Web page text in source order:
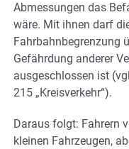
Abmessungen das
wäre. Mit ihnen darf
Fahrbahnbegrenzung
Gefährdung anderer
ausgeschlossen ist
215 „Kreisverkehr“).
Daraus folgt: Fahrern
kleinen Fahrzeugen,